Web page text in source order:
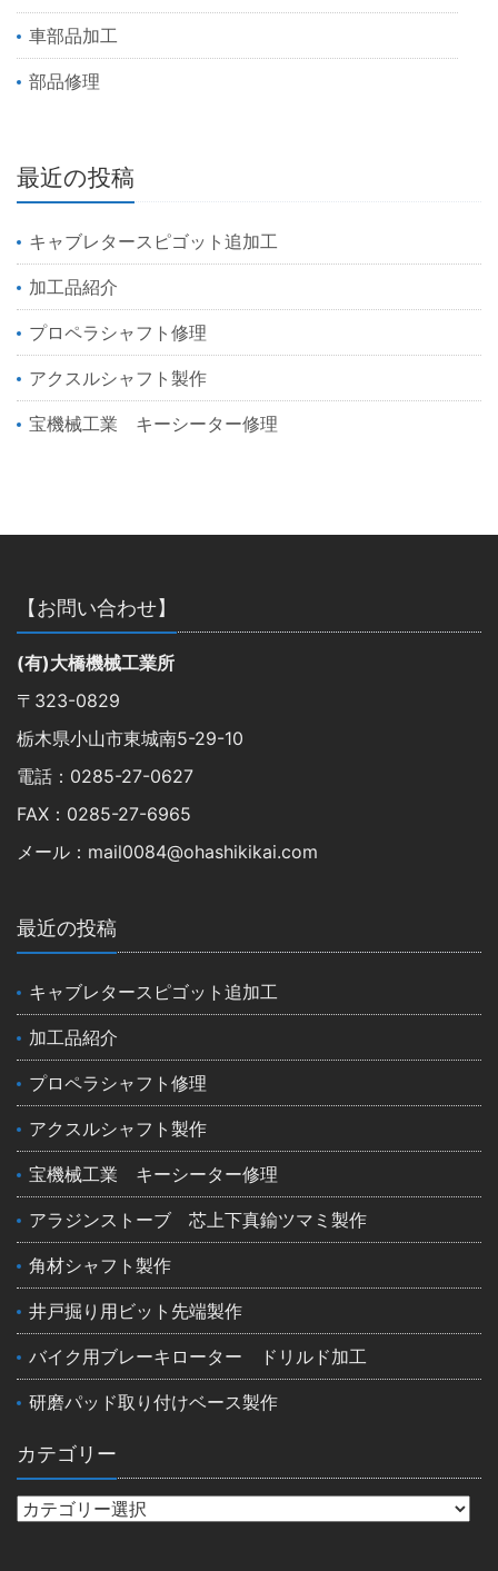
車部品加工
部品修理
最近の投稿
キャブレタースピゴット追加工
加工品紹介
プロペラシャフト修理
アクスルシャフト製作
宝機械工業 キーシーター修理
【お問い合わせ】
(有)大橋機械工業所
〒323-0829
栃木県小山市東城南5-29-10
電話：0285-27-0627
FAX：0285-27-6965
メール：mail0084@ohashikikai.com
最近の投稿
キャブレタースピゴット追加工
加工品紹介
プロペラシャフト修理
アクスルシャフト製作
宝機械工業 キーシーター修理
アラジンストーブ 芯上下真鍮ツマミ製作
角材シャフト製作
井戸掘り用ビット先端製作
バイク用ブレーキローター ドリルド加工
研磨パッド取り付けベース製作
カテゴリー